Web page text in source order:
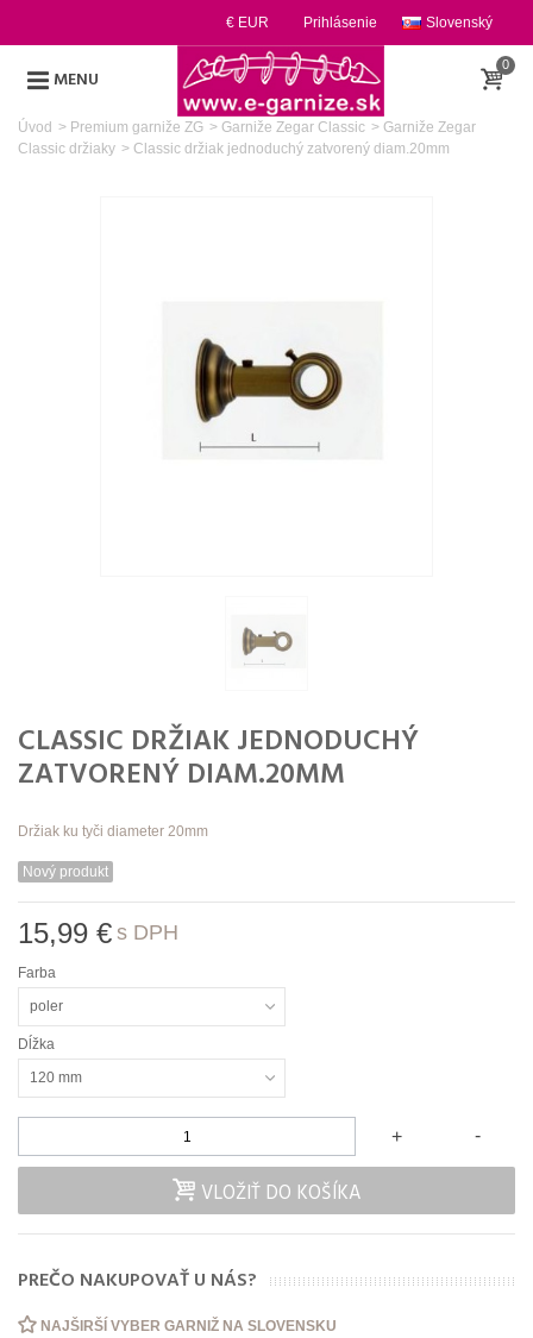
Slovenský
Prihlásenie
€ EUR
MENU
0
Úvod > Premium garniže ZG > Garniže Zegar Classic > Garniže Zegar
Classic držiaky > Classic držiak jednoduchý zatvorený diam.20mm
CLASSIC DRŽIAK JEDNODUCHÝ
ZATVORENÝ DIAM.20MM
Držiak ku tyči diameter 20mm
Nový produkt
15,99 € s DPH
Farba
poler
Dĺžka
120 mm
-
+
VLOŽIŤ DO KOŠÍKA
PREČO NAKUPOVAŤ U NÁS?
NAJŠIRŠÍ VYBER GARNIŽ NA SLOVENSKU